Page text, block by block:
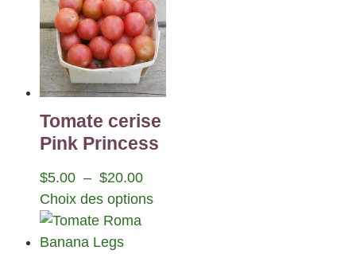
Tomate cerise
Pink Princess
$5.00 – $20.00
Choix des options